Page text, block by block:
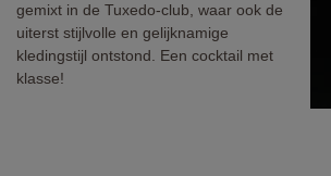
gemixt in de Tuxedo-club, waar ook de
uiterst stijlvolle en gelijknamige
kledingstijl ontstond. Een cocktail met
klasse!